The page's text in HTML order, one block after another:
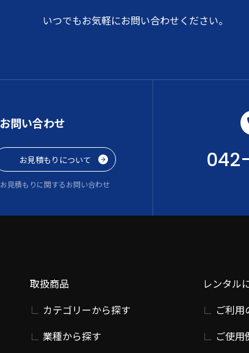
いつでもお気軽にお問い合わせください。
問い合わせ
お見積もりについて
お見積もりに関するお問い合わせ
取扱商品
カテゴリーから探す
業種から探す
レンタル
ご利用
ご使用